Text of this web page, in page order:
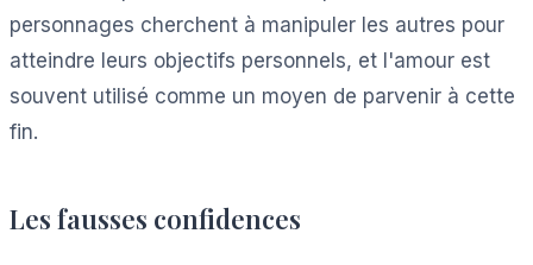
personnages cherchent à manipuler les autres pour
atteindre leurs objectifs personnels, et l'amour est
souvent utilisé comme un moyen de parvenir à cette
fin.
Les fausses confidences